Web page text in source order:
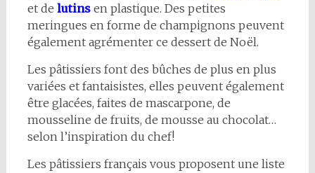
et de lutinsen plastique. Des petites
meringues en forme de champignons peuvent
également agrémenter ce dessert de Noël.
Les pâtissiers font des bûches de plus en plus
variées et fantaisistes, elles peuvent également
être glacées, faites de mascarpone, de
mousseline de fruits, de mousse au chocolat…
selon l’inspiration du chef!
Les pâtissiers français vous proposent une liste